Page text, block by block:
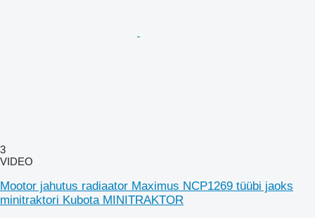
3
VIDEO
Mootor jahutus radiaator Maximus NCP1269 tüübi jaoks
minitraktori Kubota MINITRAKTOR